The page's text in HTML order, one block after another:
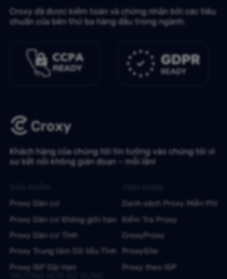
Croxy đã được kiểm toán và chứng nhận bởi các tiêu
chuẩn của bên thứ ba hàng đầu trong ngành.
Khách hàng của chúng tôi tin tưởng vào chúng tôi vì
sự kết nối không gián đoạn – mỗi lần!
Proxy Dân cư
Proxy Dân cư Không giới hạn
Proxy Dân cư Tĩnh
Proxy Trung tâm Dữ liệu Tĩnh
Proxy ISP Dài Hạn
Danh sách Proxy Miễn Phí
Kiểm Tra Proxy
CroxyProxy
ProxySite
Proxy theo ISP